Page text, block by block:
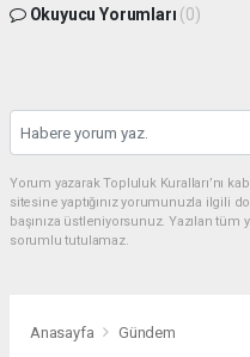
Okuyucu Yorumları (0)
Yorum yazarak Topluluk Kuralları’nı
sitesine yaptığınız yorumunuzla ilgili
başınıza üstleniyorsunuz. Yazılan
sorumlu tutulamaz.
Anasayfa Gündem